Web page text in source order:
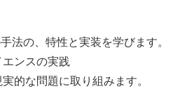
法の、特性と実装を学びます。
ンスの実践
的な問題に取り組みます。